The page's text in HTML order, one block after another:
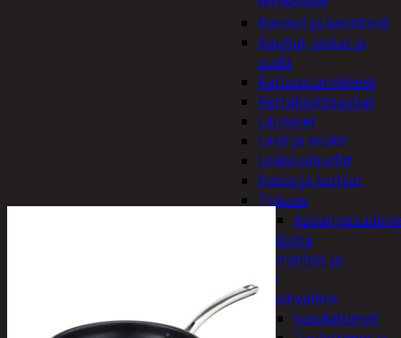
Kannut ja kanisterit
Kauhat, lastat ja
sudit
Kattaustarvikkeet
Kertakäyttöastiat
Lautaset
Lasit ja mukit
Leikkuulaudat
Padat ja kattilat
Tiskaus
Säilöntä
Kodin lämmitys ja
tuuletus
Ilmanvaihto
Suodattimet